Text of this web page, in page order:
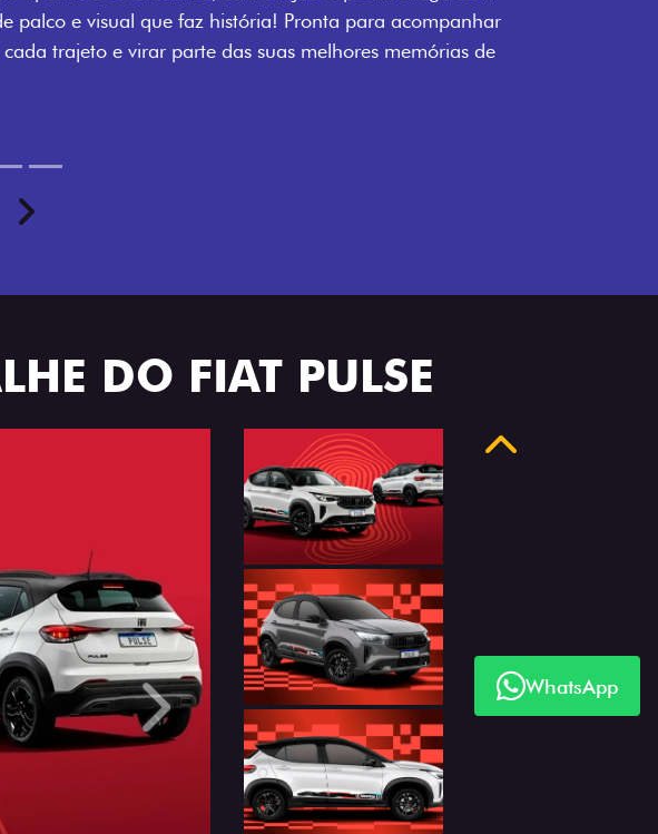
enquanto os detalhes escurecidos, o teto bicolor e as
liga-leve aro 16” em preto brilhante completam o visual
mais estilo.
Next
DO FIAT PULSE
Próximo
Anterior
WhatsApp